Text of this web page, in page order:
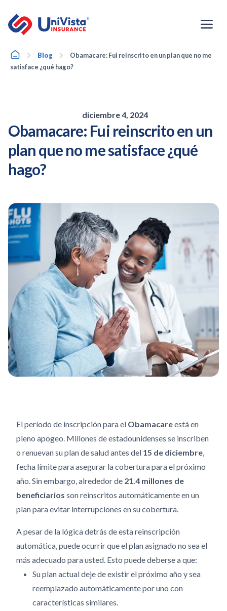
contenido
HomeBlog
Obamacare: Fui reinscrito en un plan que no me
satisface ¿qué hago?
diciembre 4, 2024
Obamacare: Fui reinscrito en un
plan que no me satisface ¿qué
hago?
El período de inscripción para el Obamacareestá en
pleno apogeo. Millones de estadounidenses se inscriben
o renuevan su plan de salud antes del 15 de diciembre,
fecha límite para asegurar la cobertura para el próximo
año. Sin embargo, alrededor de 21.4 millones de
beneficiarios son reinscritos automáticamente en un
plan para evitar interrupciones en su cobertura.
A pesar de la lógica detrás de esta reinscripción
automática, puede ocurrir que el plan asignado no sea el
más adecuado para usted. Esto puede deberse a que:
Su plan actual deje de existir el próximo año y sea
reemplazado automáticamente por uno con
características similares.